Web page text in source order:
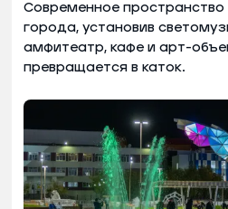
Современное
города, установив
амфитеатр, кафе и арт-
превращается в каток.